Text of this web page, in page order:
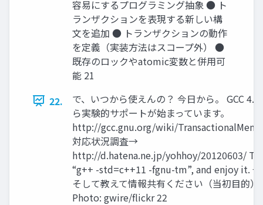
容易にするプログラミング抽象 ● ト
ランザクションを表現する新しい構
文を追加 ● トランザクションの動作
を定義（実装方法はスコープ外） ●
既存のロックやatomic変数と併用可
能 21
22.
で、いつから使えんの？ 今日から。 GCC 4.7
ら実験的サポートが始まっています。
http://gcc.gnu.org/wiki/
対応状況調査→
http://d.hatena.ne.jp/yohhoy/20120603/ Try
“g++ -std=c++11 -fgnu-tm”, and enjoy it. →
そして教えて情報共有ください（当初目的）
Photo: gwire/flickr 22